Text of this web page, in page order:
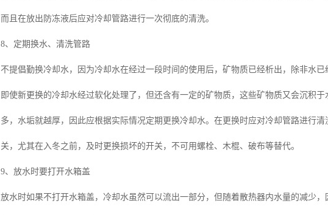
而且在放出防冻液后应对冷却管路进行一次彻底的清洗。
8、定期换水、清洗管路
不提倡勤换冷却水，因为冷却水在经过一段时间的使用后，矿物质已经析出，除非水
即使新更换的冷却水经过软化处理了，但还含有一定的矿物质，这些矿物质又会沉积
多，水垢就越厚，因此应根据实际情况定期更换冷却水。在更换时应对冷却管路进行
关，尤其在入冬之前，及时更换损坏的开关，不可用螺栓、木棍、破布等替代。
9、放水时要打开水箱盖
放水时如果不打开水箱盖，冷却水虽然可以流出一部分，但随着散热器内水量的减少